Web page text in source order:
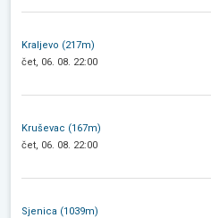
Kraljevo (217m)
čet, 06. 08. 22:00
Kruševac (167m)
čet, 06. 08. 22:00
Sjenica (1039m)